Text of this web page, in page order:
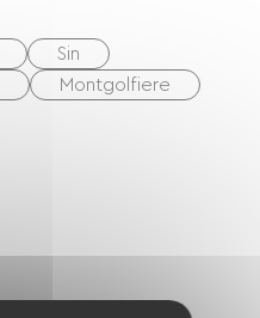
Sin
Montgolfiere